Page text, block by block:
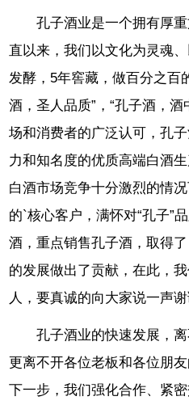
孔子酒业是一个拥有厚
直以来，我们以文化为灵魂
发酵，5年窖藏，做百分之百
酒，圣人品质”，“孔子酒，
场和消费者的广泛认可，孔
力和知名度的优质高端白酒
白酒市场竞争十分激烈的情
的`核心客户，满怀对“孔子”
酒，重点销售孔子酒，取得
的发展做出了贡献，在此，
人，要真诚的向大家说一声
孔子酒业的快速发展，
更离不开各位老板和各位朋
下一步，我们强化合作、紧